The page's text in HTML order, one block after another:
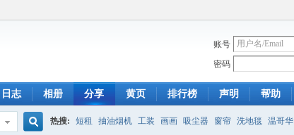
账号
密码
日志 相册 分享 黄页 排行榜 声明 帮助
热搜: 短租 抽油烟机 工装 画画 吸尘器 窗帘 洗地毯 温哥华